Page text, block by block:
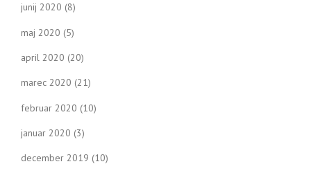
junij 2020 (8)
maj 2020 (5)
april 2020 (20)
marec 2020 (21)
februar 2020 (10)
januar 2020 (3)
december 2019 (10)